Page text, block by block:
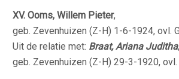
XV. Ooms, Willem Pieter,
geb. Zevenhuizen (Z-H) 1-6-1924, ovl.
Uit de relatie met: Braat, Ariana Juditha,
geb. Zevenhuizen (Z-H) 29-3-1920,